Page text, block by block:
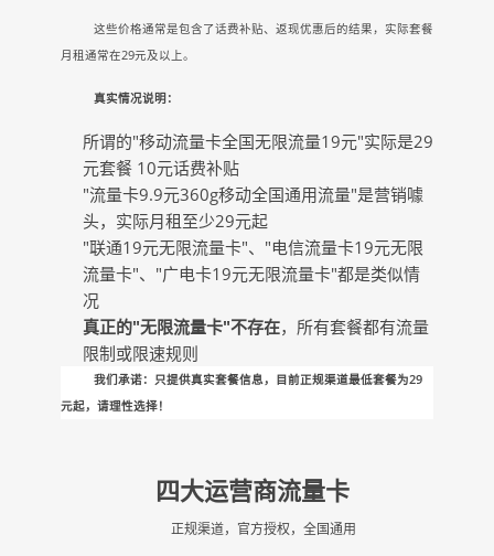
这些价格通常是包含了话费补贴、返现优惠后的结果，实际套餐
月租通常在29元及以上。
真实情况说明：
所谓的"移动流量卡全国无限流量19元"实际是29
元套餐 10元话费补贴
"流量卡9.9元360g移动全国通用流量"是营销噱
头，实际月租至少29元起
"联通19元无限流量卡"、"电信流量卡19元无限
流量卡"、"广电卡19元无限流量卡"都是类似情
况
真正的"无限流量卡"不存在，所有套餐都有流量
限制或限速规则
我们承诺：只提供真实套餐信息，目前正规渠道最低套餐为29
元起，请理性选择！
四大运营商流量卡
正规渠道，官方授权，全国通用